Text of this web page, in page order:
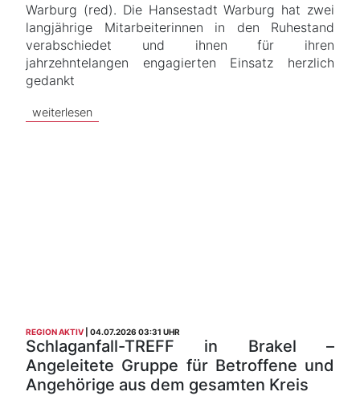
Warburg (red). Die Hansestadt Warburg hat zwei
langjährige Mitarbeiterinnen in den Ruhestand
verabschiedet und ihnen für ihren
jahrzehntelangen engagierten Einsatz herzlich
gedankt
weiterlesen
REGION AKTIV 04.07.2026 03:31 UHR
Schlaganfall-TREFF in Brakel –
Angeleitete Gruppe für Betroffene und
Angehörige aus dem gesamten Kreis